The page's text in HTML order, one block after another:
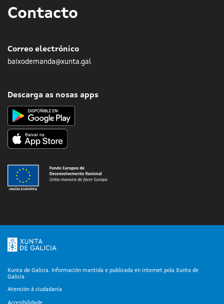
Contacto
Correo electrónico
baixodemanda@xunta.gal
Descarga as nosas apps
Xunta de Galicia. Información mantida e publicada en internet pola Xunta de
Galicia
Atención á ciudadanía